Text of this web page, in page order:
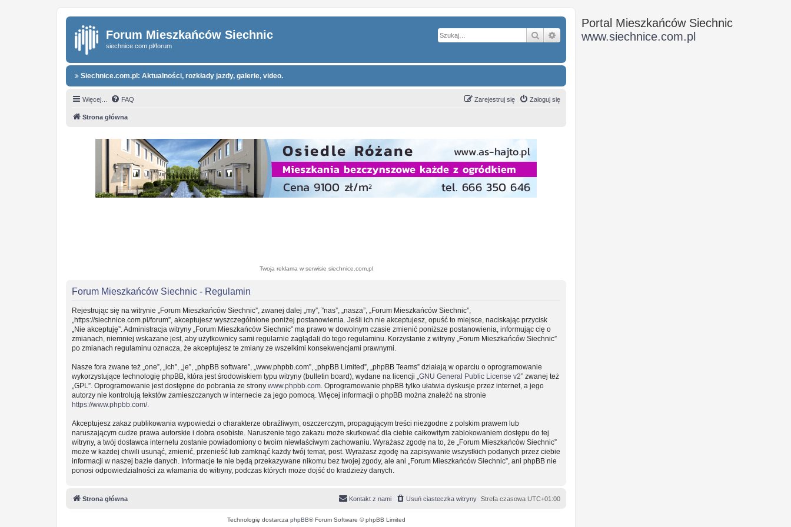
Forum Mieszkańców Siechnic
siechnice.com.pl/forum
Szukaj Wyszukiwanie zaawansowane
Siechnice.com.pl: Aktualności, rozkłady jazdy, galerie, video.
Więcej… FAQ Zaloguj się
Zarejestruj się
Strona główna
Twoja reklama w serwisie siechnice.com.pl
Forum Mieszkańców Siechnic - Regulamin
Rejestrując się na witrynie „Forum Mieszkańców Siechnic”, zwanej dalej „my”, ”nas”, „nasza”, „Forum Mieszkańców Siechnic”,
„https://siechnice.com.pl/forum”, akceptujesz wyszczególnione poniżej postanowienia. Jeśli ich nie akceptujesz, opuść to miejsce, naciskając przycisk
„Nie akceptuję”. Administracja witryny „Forum Mieszkańców Siechnic” ma prawo w dowolnym czasie zmienić poniższe postanowienia, informując cię o
zmianach, niemniej wskazane jest, aby użytkownicy sami regularnie zaglądali do tego regulaminu. Korzystanie z witryny „Forum Mieszkańców Siechnic”
po zmianach regulaminu oznacza, że akceptujesz te zmiany ze wszelkimi konsekwencjami prawnymi.
Nasze fora zwane też „one”, „ich”, „je”, „phpBB software”, „www.phpbb.com”, „phpBB Limited”, „phpBB Teams” działają w oparciu o oprogramowanie
wykorzystujące technologię phpBB, która jest środowiskiem typu witryny (bulletin board), wydane na licencji „ GNU General Public License v2” zwanej też
„GPL”. Oprogramowanie jest dostępne do pobrania ze strony www.phpbb.com . Oprogramowanie phpBB tylko ułatwia dyskusje przez internet, a jego
autorzy nie kontrolują tekstów zamieszczanych w internecie za jego pomocą. Więcej informacji o phpBB można znaleźć na stronie
https://www.phpbb.com/.
Akceptujesz zakaz publikowania wypowiedzi o charakterze obraźliwym, oszczerczym, propagującym treści niezgodne z polskim prawem lub
naruszającym cudze prawa autorskie i dobra osobiste. Naruszenie tego zakazu może skutkować dla ciebie całkowitym zablokowaniem dostępu do tej
witryny, a twój dostawca internetu zostanie powiadomiony o twoim niewłaściwym zachowaniu. Wyrażasz zgodę na to, że „Forum Mieszkańców Siechnic”
może w każdej chwili usunąć, zmienić, przenieść lub zamknąć każdy twój temat, post. Wyrażasz zgodę na zapisywanie wszystkich podanych przez ciebie
informacji w naszej bazie danych. Informacje te nie będą przekazywane nikomu bez twojej zgody, ale ani „Forum Mieszkańców Siechnic”, ani phpBB nie
ponosi odpowiedzialności za włamania do witryny, podczas których może dojść do kradzieży danych.
Strona główna Strefa czasowa UTC+01:00
Usuń ciasteczka witryny
Kontakt z nami
Technologię dostarcza phpBB® Forum Software © phpBB Limited
Portal Mieszkańców Siechnic
www.siechnice.com.pl